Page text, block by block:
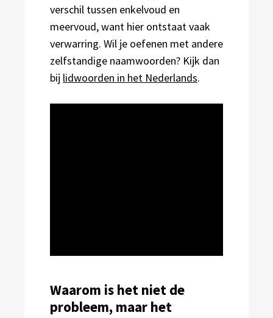
verschil tussen enkelvoud en
meervoud, want hier ontstaat vaak
verwarring. Wil je oefenen met andere
zelfstandige naamwoorden? Kijk dan
bij lidwoorden in het Nederlands.
Waarom is het niet de
probleem, maar het